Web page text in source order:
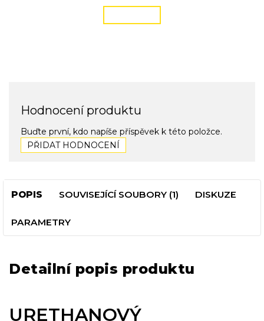
Hodnocení produktu
Buďte první, kdo napíše příspěvek k této položce.
PŘIDAT HODNOCENÍ
POPIS SOUVISEJÍCÍ SOUBORY (1) DISKUZE
PARAMETRY
Detailní popis produktu
URETHANOVÝ